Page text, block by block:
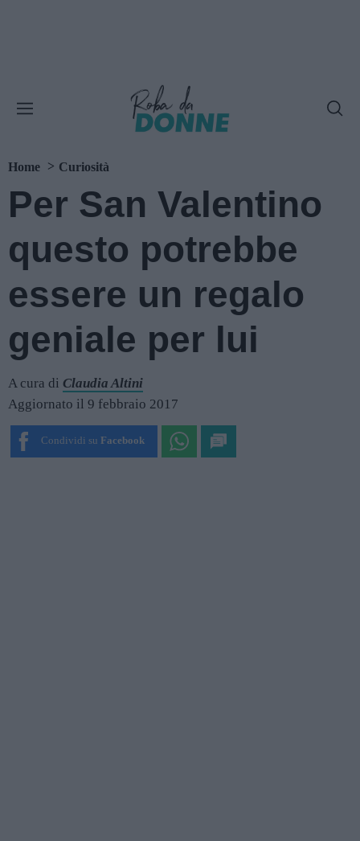
Home Curiosità
Per San Valentino
questo potrebbe
essere un regalo
geniale per lui
A cura di Claudia Altini
Aggiornato il 9 febbraio 2017
Condividi su Facebook